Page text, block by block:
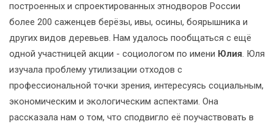
построенных и спроектированных этнодворов России
более 200 саженцев берёзы, ивы, осины, боярышника и
других видов деревьев. Нам удалось пообщаться с ещё
одной участницей акции - социологом по имени Юлия. Юля
изучала проблему утилизации отходов с
профессиональной точки зрения, интересуясь социальным,
экономическим и экологическим аспектами. Она
рассказала нам о том, что сподвигло её поучаствовать в